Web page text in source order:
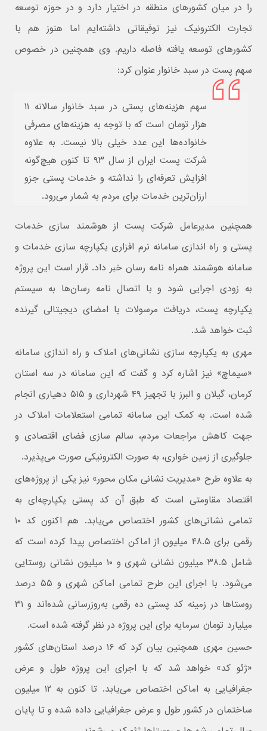
را در میان کشورهای منطقه در اختیار دارد و در حوزه توسعه
تجارت الکترونیک نیز توفیقاتی داشته‌ایم اما هنوز هم با
کشورهای توسعه یافته فاصله داریم. وی همچنین در خصوص
سهم پست در سبد خانوار عنوان کرد:
سهم هزینه‌های پستی در سبد خانوار سالانه ۱۱
هزار تومان است که با توجه به هزینه‌های مصرفی
خانواده‌ها این عدد خیلی بالا نیست. به علاوه
شرکت پست ایران از سال ۹۳ تا کنون هیچ‌گونه
افزایش تعرفه‌ای را نداشته و خدمات پستی جزو
ارزان‌ترین خدمات برای مردم به شمار می‌رود.
همچنین مدیرعامل شرکت پست از هوشمند سازی خدمات
پستی و راه اندازی سامانه نرم افزاری یکپارچه سازی خدمات و
سامانه هوشمند همراه نامه رسان خبر داد. قرار است این پروژه
به زودی اجرایی شود و با اتصال نامه رسان‌ها به سیستم
یکپارچه پست، دریافت مرسولات با امضای دیجیتالی گیرنده
ثبت خواهد شد.
مهری به یکپارچه سازی نشانی‌های املاک و راه اندازی سامانه
«سیماچ» نیز اشاره کرد و گفت که این سامانه در سه استان
کرمان، گیلان و البرز با تجهیز ۴۹ شهرداری و ۵۱۵ دهیاری انجام
شده است. به کمک این سامانه تمامی استعلامات املاک در
جهت کاهش مراجعات مردم، سالم سازی فضای اقتصادی و
جلوگیری از زمین خواری، به صورت الکترونیکی صورت می‌پذیرد.
به علاوه طرح «مدیریت نشانی مکان محور» نیز یکی از پروژه‌های
اقتصاد مقاومتی است که طبق آن کد پستی یکپارچه‌ای به
تمامی نشانی‌های کشور اختصاص می‌یابد. هم اکنون کد ۱۰
رقمی برای ۴۸.۵ میلیون از اماکن اختصاص پیدا کرده است که
شامل ۳۸.۵ میلیون نشانی شهری و ۱۰ میلیون نشانی روستایی
می‌شود. با اجرای این طرح تمامی اماکن شهری و ۵۵ درصد
روستاها در زمینه کد پستی ده رقمی به‌روزرسانی شده‌اند و ۳۱
میلیارد تومان سرمایه برای این پروژه در نظر گرفته شده است.
حسین مهری همچنین بیان کرد که ۱۶ درصد استان‌های کشور
«ژئو کد» خواهد شد که با اجرای این پروژه طول و عرض
جغرافیایی به اماکن اختصاص می‌یابد. تا کنون به ۱۲ میلیون
ساختمان در کشور طول و عرض جغرافیایی داده شده و تا پایان